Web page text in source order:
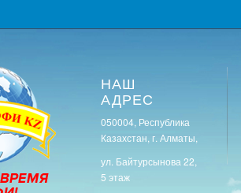
НАШ
АДРЕС
050004, Республика
Казахстан, г. Алматы,
ул. Байтурсынова 22,
5 этаж